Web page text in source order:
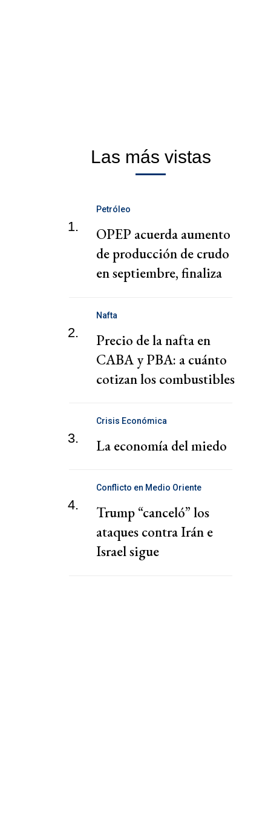
Las más vistas
1.
Petróleo
OPEP acuerda aumento
de producción de crudo
en septiembre, finaliza
voluntarios
2.
Nafta
Precio de la nafta en
CABA y PBA: a cuánto
cotizan los combustibles
agosto
3.
Crisis Económica
La economía del miedo
4.
Conflicto en Medio Oriente
Trump “canceló” los
ataques contra Irán e
Israel sigue